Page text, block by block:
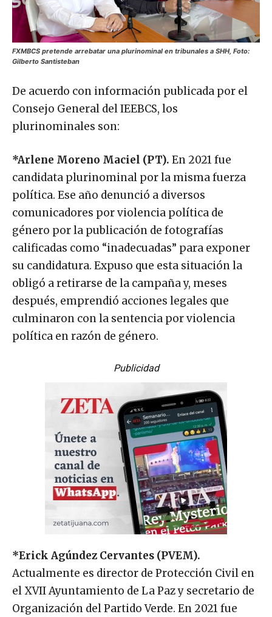
FXMBCS pretende arrebatar una plurinominal en tribunales a SHH, Foto:
Gilberto Santisteban
De acuerdo con información publicada por el
Consejo General del IEEBCS, los
plurinominales son:
*Arlene Moreno Maciel (PT). En 2021 fue
candidata plurinominal por la misma fuerza
política. Ese año denunció a diversos
comunicadores por violencia política de
género por la publicación de fotografías
calificadas como “inadecuadas” para exponer
su candidatura. Expuso que esta situación la
obligó a retirarse de la campaña y, meses
después, emprendió acciones legales que
culminaron con la sentencia por violencia
política en razón de género.
Publicidad
*Erick Agúndez Cervantes (PVEM).
Actualmente es director de Protección Civil en
el XVII Ayuntamiento de La Paz y secretario de
Organización del Partido Verde. En 2021 fue